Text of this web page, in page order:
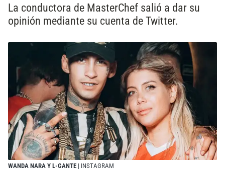
La conductora de MasterChef salió a dar su
opinión mediante su cuenta de Twitter.
WANDA NARA Y L-GANTE | INSTAGRAM